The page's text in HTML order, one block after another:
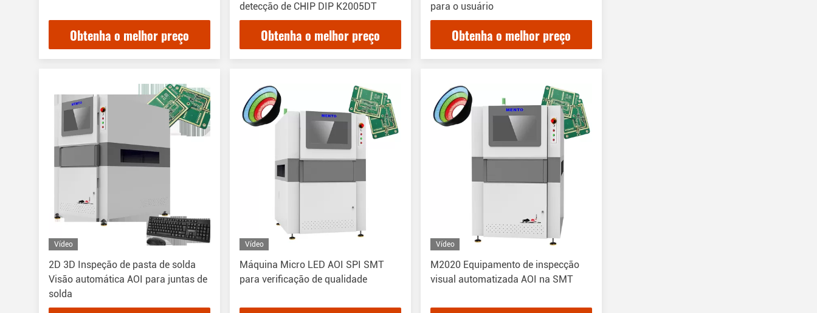
Obtenha o melhor preço
detecção de CHIP DIP K2005DT
Obtenha o melhor preço
para o usuário
Obtenha o melhor preço
Vídeo
2D 3D Inspeção de pasta de solda
Visão automática AOI para juntas de
solda
Vídeo
Máquina Micro LED AOI SPI SMT
para verificação de qualidade
Vídeo
M2020 Equipamento de inspecção
visual automatizada AOI na SMT